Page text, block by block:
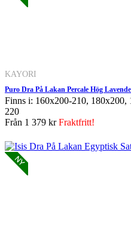
KAYORI
Puro Dra På Lakan Percale Hög
Finns i: 160x200-210,
220
Från 1 379 krFraktfritt!